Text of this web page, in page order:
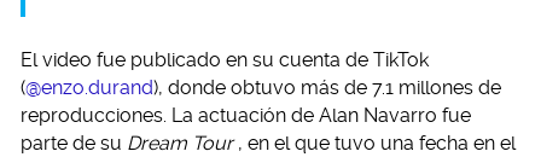
El video fue publicado en su cuenta de TikTok
(@enzo.durand), donde obtuvo más de 7.1 millones de
reproducciones. La actuación de Alan Navarro fue
parte de su Dream Tour , en el que tuvo una fecha en el